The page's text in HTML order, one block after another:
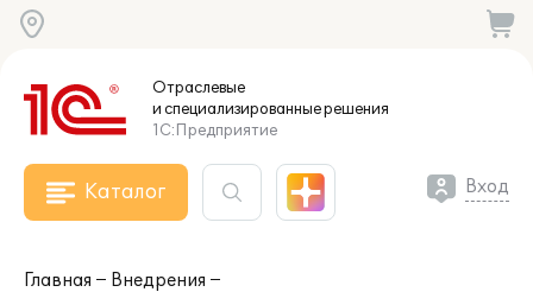
Отраслевые
и специализированныерешения
1С:Предприятие
Каталог Вход
Главная
Внедрения